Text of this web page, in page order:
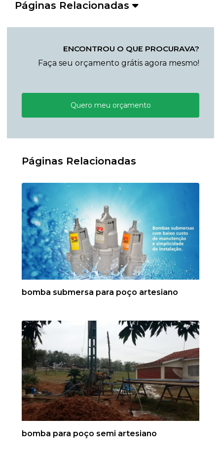
Páginas Relacionadas
ENCONTROU O QUE PROCURAVA?
Faça seu orçamento grátis agora mesmo!
Quero meu orçamento
Páginas Relacionadas
bomba submersa para poço artesiano
bomba para poço semi artesiano